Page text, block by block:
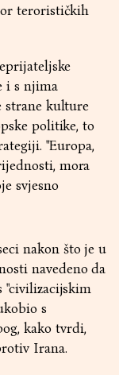
terorističkih
i s njima
strane kulture
politike, to
"Europa,
mora
svjesno
nakon što je u
navedeno da
"civilizacijskim
s
kako tvrdi,
Irana.